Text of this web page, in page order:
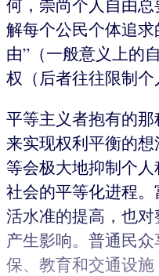
何，崇尚个人自由
解每个公民个体追
由”（一般意义上的
权（后者往往限制个
平等主义者抱有的
来实现权利平衡的
等会极大地抑制个
社会的平等化进程
活水准的提高，也
产生影响。普通民
保、教育和交通设